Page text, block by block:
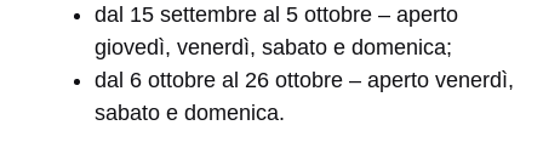
dal 15 settembre al 5 ottobre – aperto
giovedì, venerdì, sabato e domenica;
dal 6 ottobre al 26 ottobre – aperto venerdì,
sabato e domenica.